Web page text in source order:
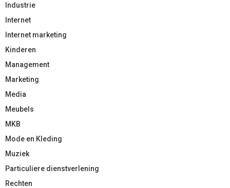
Industrie
Internet
Internet marketing
Kinderen
Management
Marketing
Media
Meubels
MKB
Mode en Kleding
Muziek
Particuliere dienstverlening
Rechten